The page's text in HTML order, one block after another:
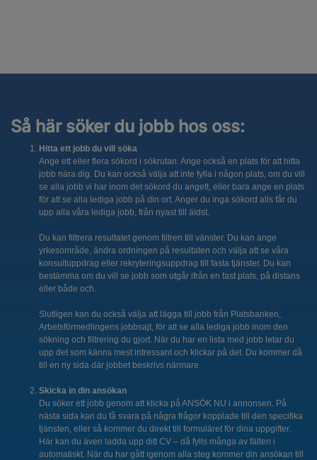
Så här söker du jobb hos oss:
Hitta ett jobb du vill söka
Ange ett eller flera sökord i sökrutan. Ange också en plats för att hitta
jobb nära dig. Du kan också välja att inte fylla i någon plats, om du vill
se alla jobb vi har inom det sökord du angett, eller bara ange en plats
för att se alla lediga jobb på din ort. Anger du inga sökord alls får du
upp alla våra lediga jobb, från nyast till äldst.
Du kan filtrera resultatet genom filtren till vänster. Du kan ange
yrkesområde, ändra ordningen på resultaten och välja att se våra
konsultuppdrag eller rekryteringsuppdrag till fasta tjänster. Du kan
bestämma om du vill se jobb som utgår ifrån en fast plats, på distans
eller både och.
Slutligen kan du också välja att lägga till jobb från Platsbanken,
Arbetsförmedlingens jobbsajt, för att se alla lediga jobb inom den
sökning och filtrering du gjort. När du har en lista med jobb letar du
upp det som känns mest intressant och klickar på det. Du kommer då
till en ny sida där jobbet beskrivs närmare.
Skicka in din ansökan
Du söker ett jobb genom att klicka på ANSÖK NU i annonsen. På
nästa sida kan du få svara på några frågor kopplade till den specifika
tjänsten, eller så kommer du direkt till formuläret för dina uppgifter.
Här kan du även ladda upp ditt CV – då fylls många av fälten i
automatiskt. När du har gått igenom alla steg kommer din ansökan till